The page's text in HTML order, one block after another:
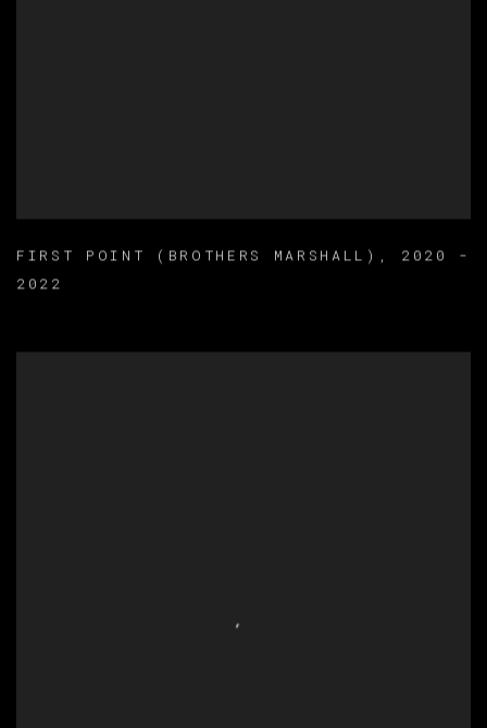
FIRST POINT (BROTHERS MARSHALL) , 2020 -
2022